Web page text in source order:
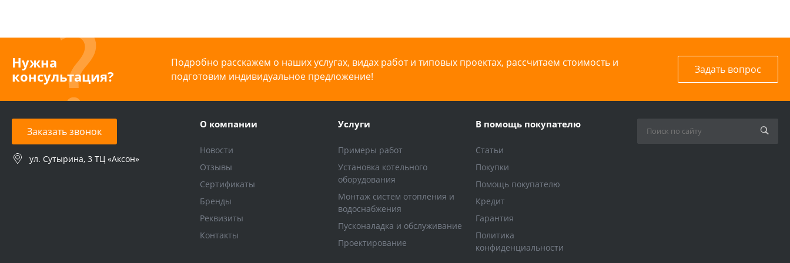
Нужна
консультация?
Подробно расскажем о наших услугах, видах работ и типовых проектах, рассчитаем стоимость и
подготовим индивидуальное предложение!
Задать вопрос
Заказать звонок
ул. Сутырина, 3 ТЦ «Аксон»
О компании
Новости
Отзывы
Сертификаты
Бренды
Реквизиты
Контакты
Услуги
Примеры работ
Установка котельного
оборудования
Монтаж систем отопления и
водоснабжения
Пусконаладка и обслуживание
Проектирование
В помощь покупателю
Статьи
Покупки
Помощь покупателю
Кредит
Гарантия
Политика
конфиденциальности